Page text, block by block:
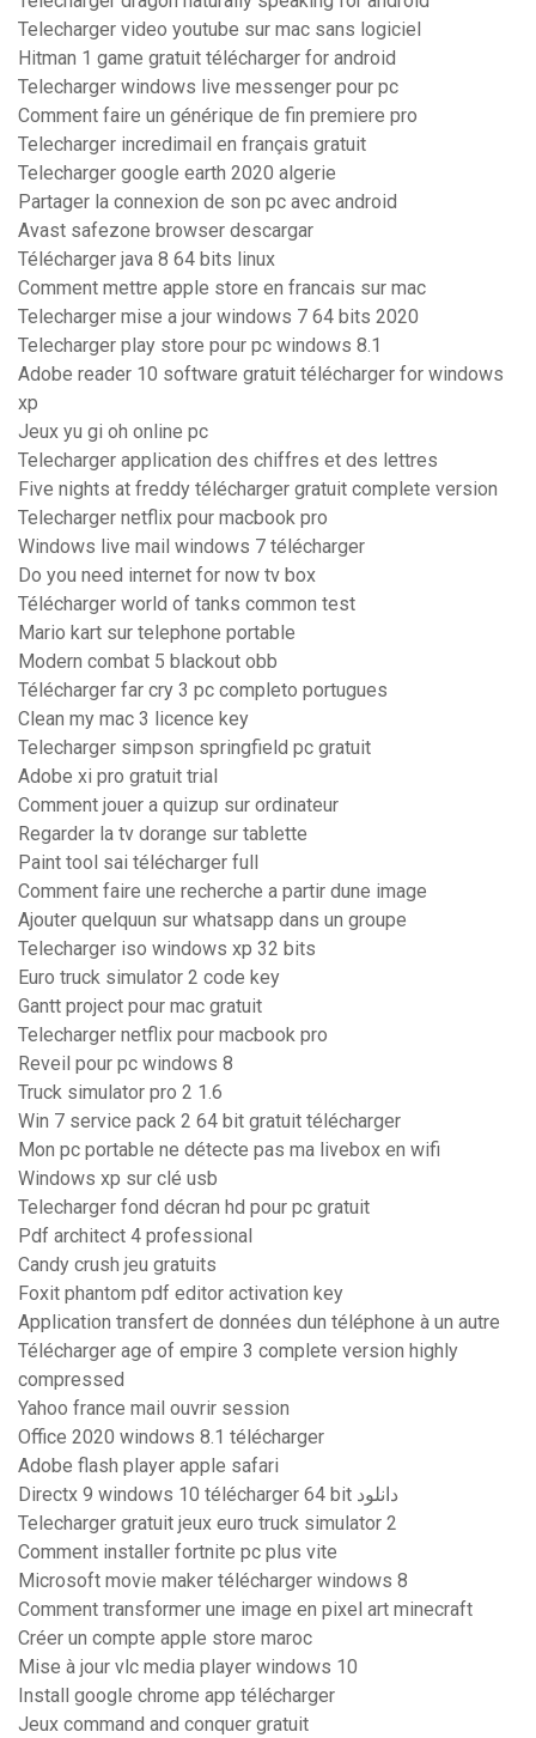
Telecharger video youtube sur mac sans logiciel
Hitman 1 game gratuit télécharger for android
Telecharger windows live messenger pour pc
Comment faire un générique de fin premiere pro
Telecharger incredimail en français gratuit
Telecharger google earth 2020 algerie
Partager la connexion de son pc avec android
Avast safezone browser descargar
Télécharger java 8 64 bits linux
Comment mettre apple store en francais sur mac
Telecharger mise a jour windows 7 64 bits 2020
Telecharger play store pour pc windows 8.1
Adobe reader 10 software gratuit télécharger for windows
xp
Jeux yu gi oh online pc
Telecharger application des chiffres et des lettres
Five nights at freddy télécharger gratuit complete version
Telecharger netflix pour macbook pro
Windows live mail windows 7 télécharger
Do you need internet for now tv box
Télécharger world of tanks common test
Mario kart sur telephone portable
Modern combat 5 blackout obb
Télécharger far cry 3 pc completo portugues
Clean my mac 3 licence key
Telecharger simpson springfield pc gratuit
Adobe xi pro gratuit trial
Comment jouer a quizup sur ordinateur
Regarder la tv dorange sur tablette
Paint tool sai télécharger full
Comment faire une recherche a partir dune image
Ajouter quelquun sur whatsapp dans un groupe
Telecharger iso windows xp 32 bits
Euro truck simulator 2 code key
Gantt project pour mac gratuit
Telecharger netflix pour macbook pro
Reveil pour pc windows 8
Truck simulator pro 2 1.6
Win 7 service pack 2 64 bit gratuit télécharger
Mon pc portable ne détecte pas ma livebox en wifi
Windows xp sur clé usb
Telecharger fond décran hd pour pc gratuit
Pdf architect 4 professional
Candy crush jeu gratuits
Foxit phantom pdf editor activation key
Application transfert de données dun téléphone à un autre
Télécharger age of empire 3 complete version highly
compressed
Yahoo france mail ouvrir session
Office 2020 windows 8.1 télécharger
Adobe flash player apple safari
Directx 9 windows 10 télécharger 64 bit دانلود
Telecharger gratuit jeux euro truck simulator 2
Comment installer fortnite pc plus vite
Microsoft movie maker télécharger windows 8
Comment transformer une image en pixel art minecraft
Créer un compte apple store maroc
Mise à jour vlc media player windows 10
Install google chrome app télécharger
Jeux command and conquer gratuit